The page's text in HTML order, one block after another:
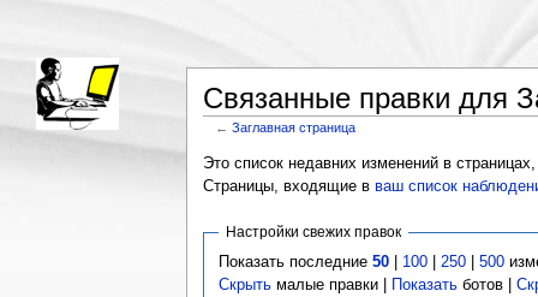
Связанные правки для
←Заглавная страница
Это список недавних изменений в
Страницы, входящие в ваш список
Настройки свежих правок
Показать последние50 100 250 |500
Скрыть малые правки | Показать ботов |